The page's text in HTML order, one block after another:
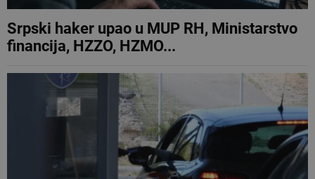
Srpski haker upao u MUP RH, Ministarstvo
financija, HZZO, HZMO...